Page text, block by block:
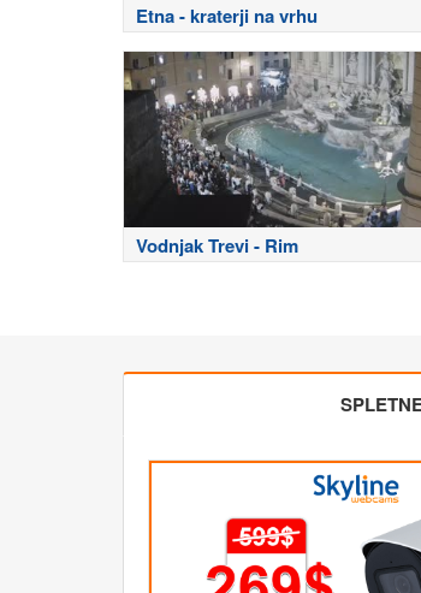
Etna - kraterji na vrhu
Vodnjak Trevi - Rim